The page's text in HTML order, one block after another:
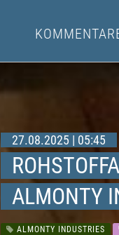
27.08.2025 | 05:45
ALMONTY
ALMONTY INDUSTRIES